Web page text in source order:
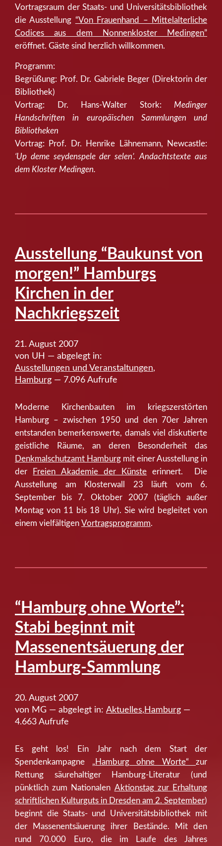
Vortragsraum der Staats- und Universitätsbibliothek
die Ausstellung “Von Frauenhand – Mittelalterliche
Codices aus dem Nonnenkloster Medingen”
eröffnet. Gäste sind herzlich willkommen.
Programm:
Begrüßung: Prof. Dr. Gabriele Beger (Direktorin der
Bibliothek)
Vortrag: Dr. Hans-Walter Stork: Medinger
Handschriften in europäischen Sammlungen und
Bibliotheken
Vortrag: Prof. Dr. Henrike Lähnemann, Newcastle:
‘Up deme seydenspele der selen’. Andachtstexte aus
dem Kloster Medingen.
Ausstellung “Baukunst von
morgen!” Hamburgs
Kirchen in der
Nachkriegszeit
21. August 2007
von UH — abgelegt in:
Ausstellungen und Veranstaltungen,
Hamburg — 7.096 Aufrufe
Moderne Kirchenbauten im kriegszerstörten
Hamburg – zwischen 1950 und den 70er Jahren
entstanden bemerkenswerte, damals viel diskutierte
geistliche Räume, an deren Besonderheit das
Denkmalschutzamt Hamburg mit einer Ausstellung in
der
Freien Akademie der Künste erinnert. Die
Ausstellung am Klosterwall 23 läuft vom 6.
September bis 7. Oktober 2007 (täglich außer
Montag von 11 bis 18 Uhr). Sie wird begleitet von
einem vielfältigen Vortragsprogramm.
“Hamburg ohne Worte”:
Stabi beginnt mit
Massenentsäuerung der
Hamburg-Sammlung
20. August 2007
von MG — abgelegt in: Aktuelles, Hamburg —
4.663 Aufrufe
Es geht los! Ein Jahr nach dem Start der
Spendenkampagne „Hamburg ohne Worte“ zur
Rettung säurehaltiger Hamburg-Literatur (und
pünktlich zum Nationalen Aktionstag zur Erhaltung
schriftlichen Kulturguts in Dresden am 2. September)
beginnt die Staats- und Universitätsbibliothek mit
der Massenentsäuerung ihrer Bestände. Mit den
rund 70.000 Euro, die im Laufe des Jahres